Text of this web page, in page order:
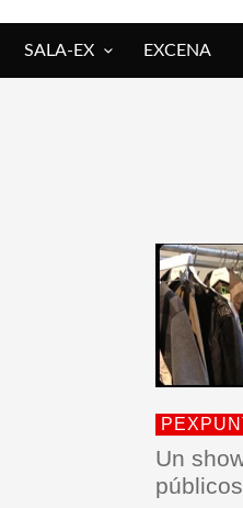
SALA-EX EXCENA
Un
públicos